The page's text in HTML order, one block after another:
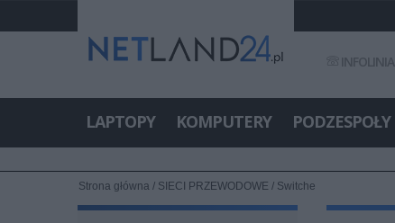
LAPTOPY KOMPUTERY PODZESPOŁY
Strona główna / SIECI PRZEWODOWE / Switche